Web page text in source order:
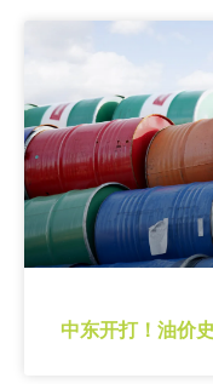
中东开打！油价